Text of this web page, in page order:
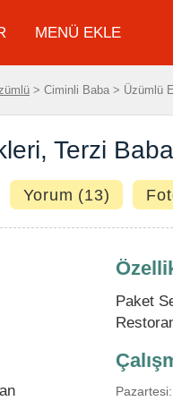
MENÜ EKLE
> Ciminli Baba > Üzümlü
Terzi Baba
Yorum (13)
Paket
Pazartesi: